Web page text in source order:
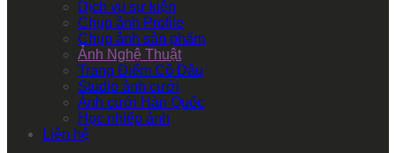
Dịch vụ sự kiện
Chụp ảnh Profile
Chụp ảnh sản phẩm
Ảnh Nghệ Thuật
Trang Điểm Cô Dâu
Studio ảnh cưới
Ảnh cưới Hàn Quốc
Học nhiếp ảnh
Liên hệ